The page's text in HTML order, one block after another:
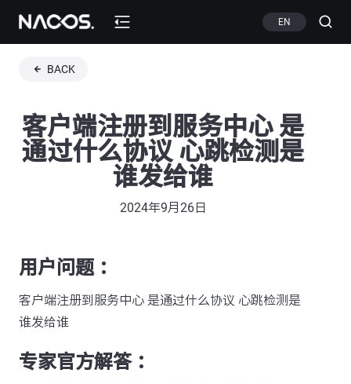
EN
BACK
客户端注册到服务中心 是
通过什么协议 心跳检测是
谁发给谁
2024年9月26日
用户问题 ：
客户端注册到服务中心 是通过什么协议 心跳检测是
谁发给谁
专家官方解答 ：